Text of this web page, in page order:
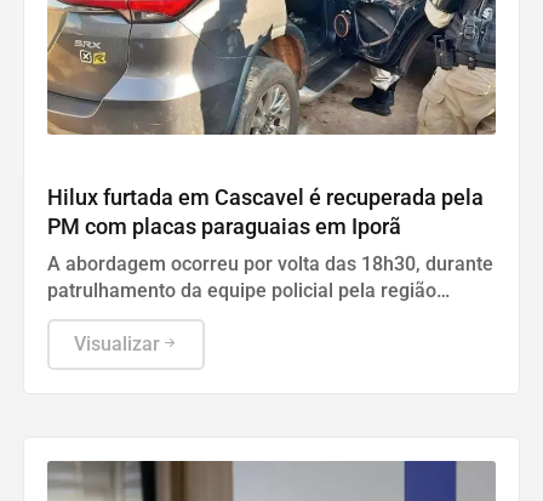
Hilux furtada em Cascavel é recuperada pela
PM com placas paraguaias em Iporã
A abordagem ocorreu por volta das 18h30, durante
patrulhamento da equipe policial pela região
central do município.
Visualizar